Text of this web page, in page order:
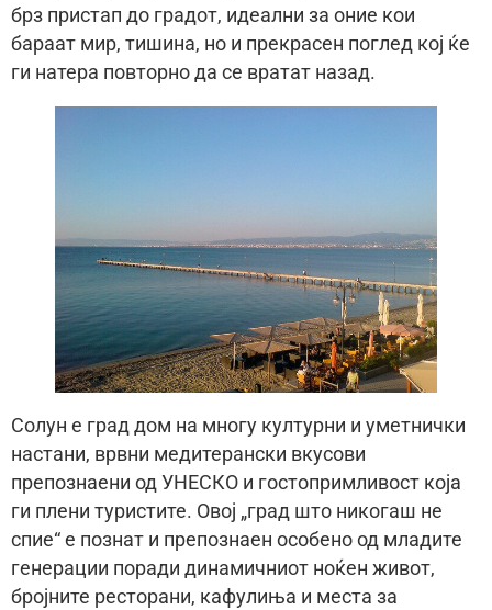
брз пристап до градот, идеални за оние кои
бараат мир, тишина, но и прекрасен поглед кој ќе
ги натера повторно да се вратат назад.
Солун е град дом на многу културни и уметнички
настани, врвни медитерански вкусови
препознаени од УНЕСКО и гостопримливост која
ги плени туристите. Овој „град што никогаш не
спие“ е познат и препознаен особено од младите
генерации поради динамичниот ноќен живот,
бројните ресторани, кафулиња и места за